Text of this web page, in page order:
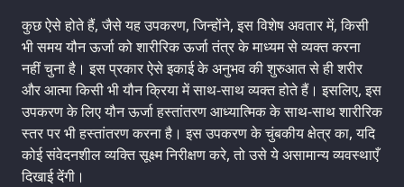
कुछ ऐसे होते हैं, जैसे यह उपकरण, जिन्होंने, इस विशेष अवतार में, किसी
भी समय यौन ऊर्जा को शारीरिक ऊर्जा तंत्र के माध्यम से व्यक्त करना
नहीं चुना है। इस प्रकार ऐसे इकाई के अनुभव की शुरुआत से ही शरीर
और आत्मा किसी भी यौन क्रिया में साथ-साथ व्यक्त होते हैं। इसलिए, इस
उपकरण के लिए यौन ऊर्जा हस्तांतरण आध्यात्मिक के साथ-साथ शारीरिक
स्तर पर भी हस्तांतरण करना है। इस उपकरण के चुंबकीय क्षेत्र का, यदि
कोई संवेदनशील व्यक्ति सूक्ष्म निरीक्षण करे, तो उसे ये असामान्य व्यवस्थाएँ
दिखाई देंगी।